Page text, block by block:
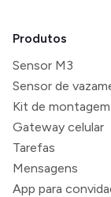
Produtos
Sensor M3
Sensor de
Kit de
Gateway celular
Tarefas
Mensagens
App para